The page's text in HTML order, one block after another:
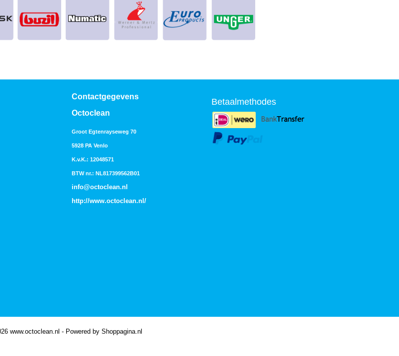
Contactgegevens
Octoclean
Groot Egtenrayseweg 70
5928 PA Venlo
K.v.K.: 12048571
BTW nr.: NL817399562B01
info@octoclean.nl
http://www.octoclean.nl /
Betaalmethodes
www.octoclean.nl - Powered by Shoppagina.nl